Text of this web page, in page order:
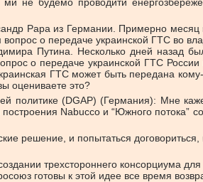
Рара из Германии. Примерно
о передаче украинской ГТС во
Путина. Несколько дней назад
о передаче украинской ГТС
ГТС может быть передана
оцениваете это?
(DGAP) (Германия): Мне
Nabucco и “Южного потока”
решение, и попытаться
трехстороннего консорциума
готовы к этой идее все время